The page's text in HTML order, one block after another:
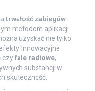
trwałość zabiegów
metodom aplikacji
uzyskać nie tylko
Innowacyjne
czyfale radiowe,
substancji w
skuteczność.